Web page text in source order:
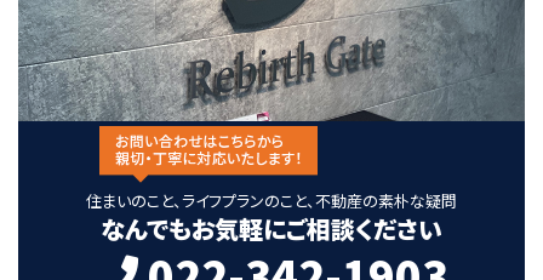
住まいのこと、ライフプランのこと、不動産の素朴な疑問
なんでもお気軽にご相談ください